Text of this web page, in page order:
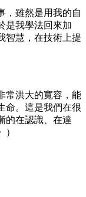
，雖然是用我的自
是我學法回來加
智慧，在技術上提
常洪大的寬容，能
命。這是我們在很
的在認識、在達